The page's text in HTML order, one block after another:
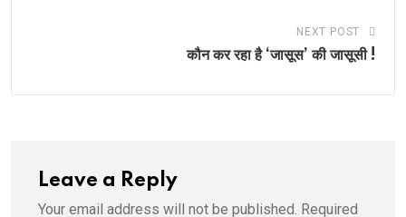
NEXT POST
कौन कर रहा है ‘जासूस’ की जासूसी !
Leave a Reply
Your email address will not be published. Required